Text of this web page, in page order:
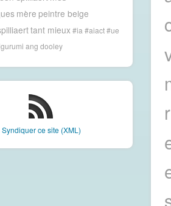
mère peintre belge
tant mieux #ia #aiact #ue
ang dooley
Syndiquer ce site (XML)